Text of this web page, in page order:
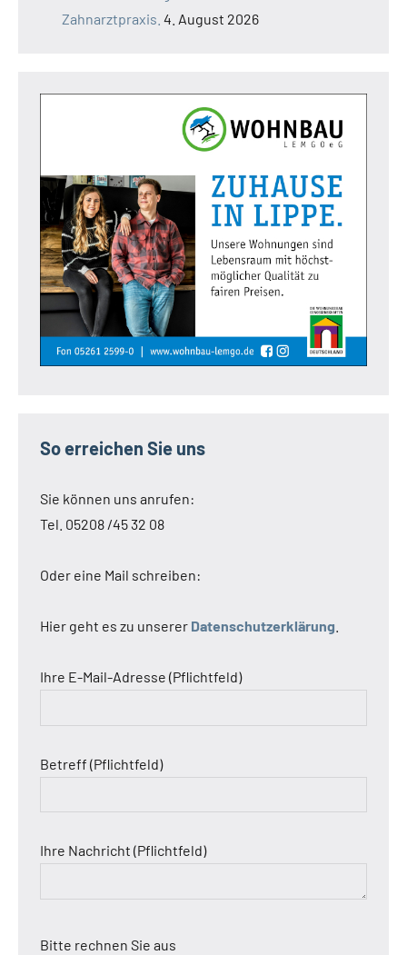
Zahnarztpraxis. 4. August 2026
So erreichen Sie uns
Sie können uns anrufen:
Tel. 05208 /45 32 08
Oder eine Mail schreiben:
Hier geht es zu unserer Datenschutzerklärung
Ihre E-Mail-Adresse (Pflichtfeld)
Betreff (Pflichtfeld)
Ihre Nachricht (Pflichtfeld)
Bitte rechnen Sie aus